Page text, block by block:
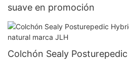
suave en promoción
Colchón Sealy